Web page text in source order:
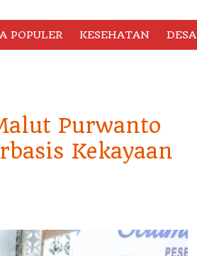
POPULER KESEHATAN DESA
Purwanto
Kekayaan